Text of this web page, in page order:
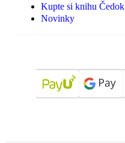
Kupte si knihu Čedok
Novinky